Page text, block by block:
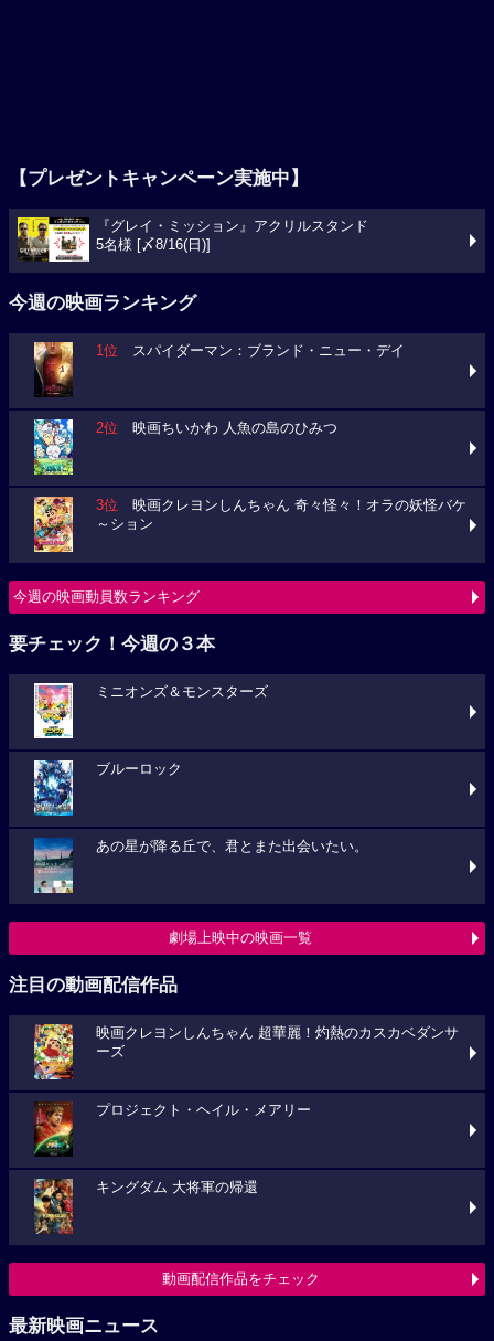
【プレゼントキャンペーン実施中】
『グレイ・ミッション』アクリルスタンド
5名様 [〆8/16(日)]
今週の映画ランキング
1位 スパイダーマン：ブランド・ニュー・デイ
2位 映画ちいかわ 人魚の島のひみつ
3位 映画クレヨンしんちゃん 奇々怪々！オラの妖怪バケ
～ション
今週の映画動員数ランキング
要チェック！今週の３本
ミニオンズ＆モンスターズ
ブルーロック
あの星が降る丘で、君とまた出会いたい。
劇場上映中の映画一覧
注目の動画配信作品
映画クレヨンしんちゃん 超華麗！灼熱のカスカベダンサ
ーズ
プロジェクト・ヘイル・メアリー
キングダム 大将軍の帰還
動画配信作品をチェック
最新映画ニュース